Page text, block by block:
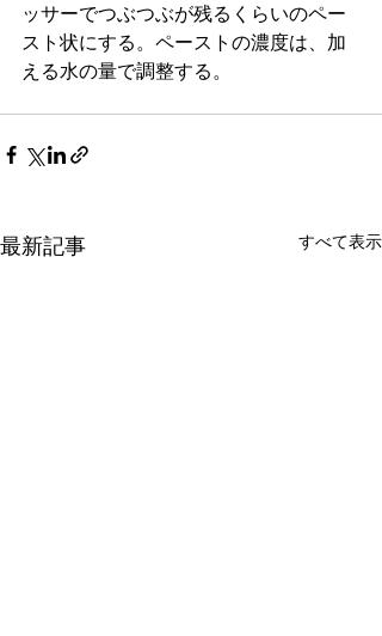
ッサーでつぶつぶが残るくらいのペー
スト状にする。ペーストの濃度は、加
える水の量で調整する。
最新記事 すべて表示